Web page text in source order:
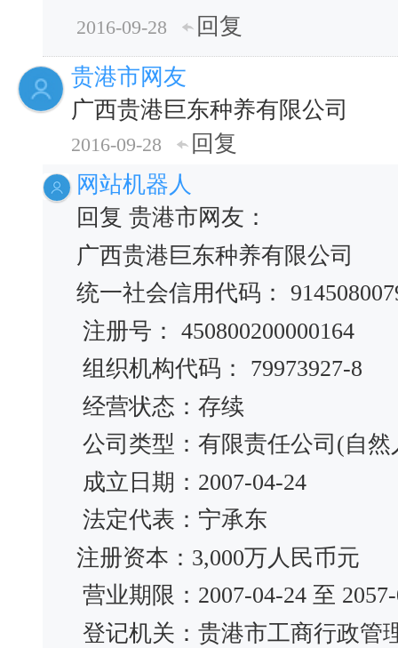
2016-09-28
回复
贵港市网友
广西贵港巨东种养有限公司
2016-09-28
回复
网站机器人
回复 贵港市网友：
广西贵港巨东种养有限公司
统一社会信用代码：
注册号： 450800200000164
组织机构代码： 79973927-8
经营状态：存续
公司类型：有限责任公司(自
成立日期：2007-04-24
法定代表：宁承东
注册资本：3,000万人民币元
营业期限：2007-04-24 至
登记机关：贵港市工商行政管